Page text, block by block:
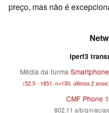
preço, mas não é
iperf3
Média da turma Smartphone
(52.5 - 1851, n=130, últimos 2 anos)
CMF Phone 1
802.11 a/b/g/n/ac/ax